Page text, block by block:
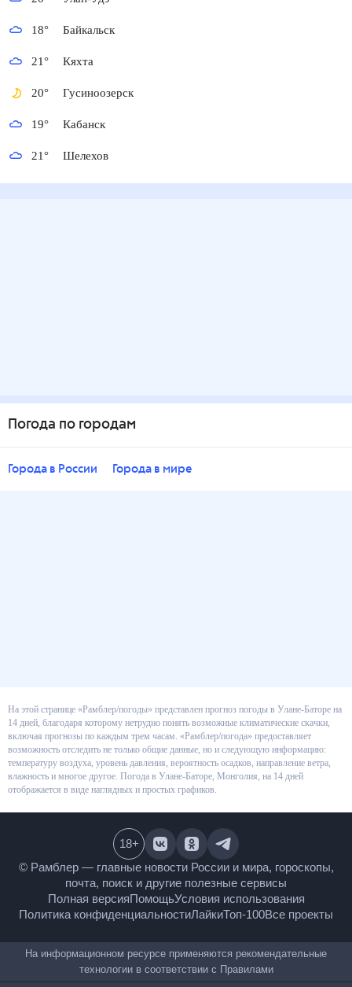
18° Байкальск
21° Кяхта
20° Гусиноозерск
19° Кабанск
21° Шелехов
Погода по городам
Города в России Города в мире
На этой странице «Рамблер/погоды» представлен прогноз погоды в
Улане-Баторе на 14 дней, благодаря которому нетрудно понять
возможные климатические скачки, включая прогнозы по каждым трем
часам. «Рамблер/погода» предоставляет возможность отследить не
только общие данные, но и следующую информацию: температуру
воздуха, уровень давления, вероятность осадков, направление ветра,
влажность и многое другое. Погода в Улане-Баторе, Монголия, на 14 дней
© Рамблер — главные новости России и мира,
гороскопы, почта, поиск и другие полезные сервисы
Полная версияПомощьУсловия использования
Все проекты
18+
На информационном ресурсе применяются